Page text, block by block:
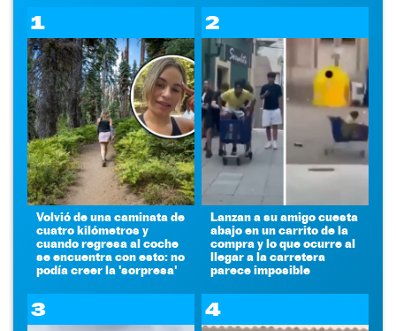
1
Volvió de una caminata de
cuatro kilómetros y
cuando regresa al coche
se encuentra con esto: no
podía creer la 'sorpresa'
2
Lanzan a su amigo cuesta
abajo en un carrito de la
compra y lo que ocurre al
llegar a la carretera
parece imposible
3 4